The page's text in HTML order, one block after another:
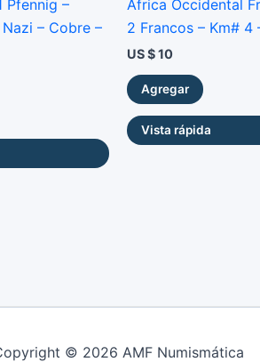
Pfennig –
– Cobre –
África Occidental
2 Francos – Km# 4
US $10
Agregar
Vista rápida
© 2026 AMF Numismática